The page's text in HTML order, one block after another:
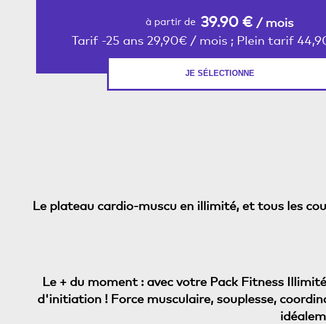
à partir de 39.90 €/ mois
Tarif -25 ans 29,90€ / mois ; Plein tarif
JE SÉLECTIONNE
Le plateau cardio-muscu en illimité, et tous les
Le + du moment : avec votre Pack Fitness
d'initiation ! Force musculaire, souplesse,